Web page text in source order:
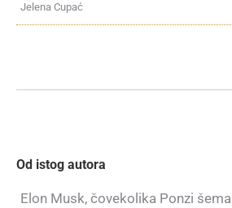
Jelena Cupać
Od istog autora
Elon Musk, čovekolika Ponzi šema